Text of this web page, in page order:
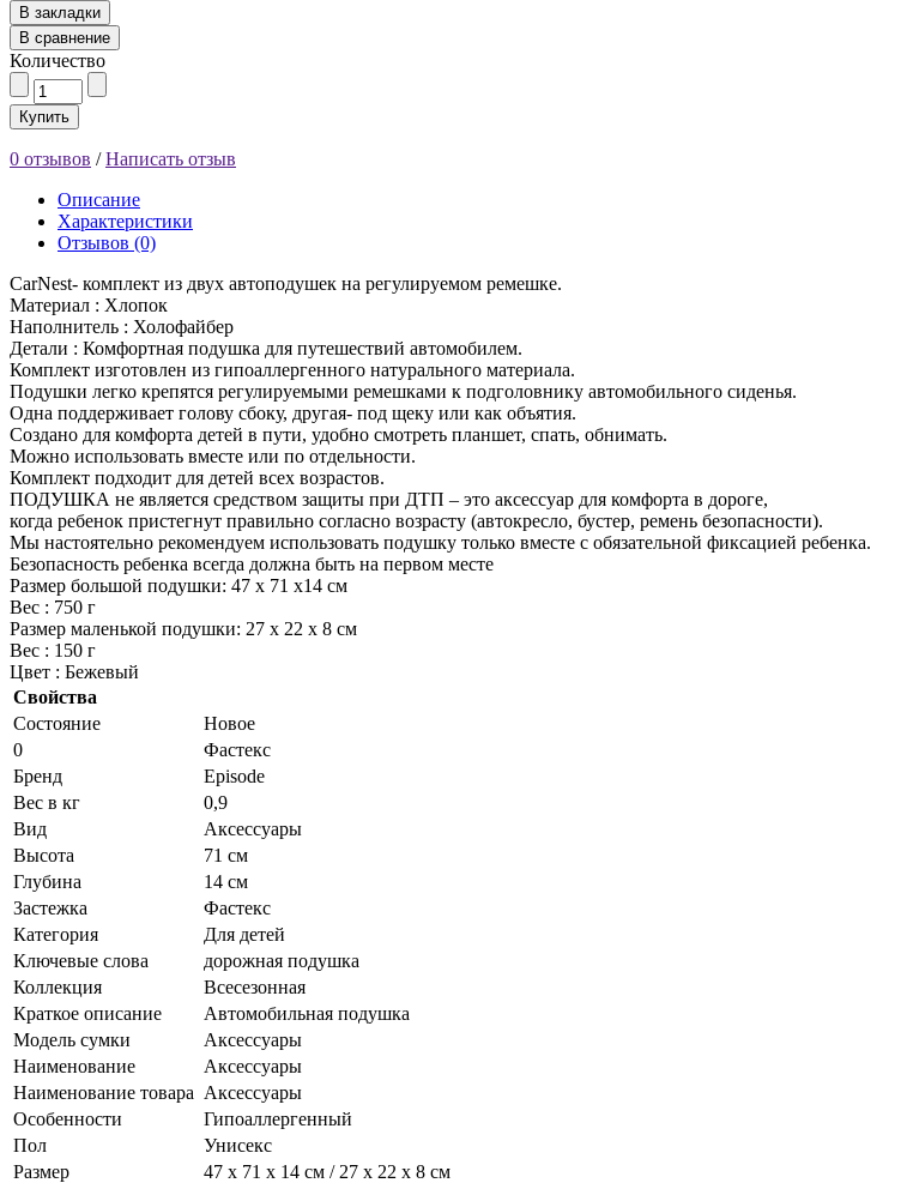
В закладки
В сравнение
Количество
Купить
0 отзывов /Написать отзыв
Описание
Характеристики
Отзывов (0)
CarNest- комплект из двух автоподушек на регулируемом ремешке.
Материал : Хлопок
Наполнитель : Холофайбер
Детали : Комфортная подушка для путешествий автомобилем.
Комплект изготовлен из гипоаллергенного натурального материала.
Подушки легко крепятся регулируемыми ремешками к подголовнику автомобильного сиденья.
Одна поддерживает голову сбоку, другая- под щеку или как объятия.
Создано для комфорта детей в пути, удобно смотреть планшет, спать, обнимать.
Можно использовать вместе или по отдельности.
Комплект подходит для детей всех возрастов.
ПОДУШКА не является средством защиты при ДТП – это аксессуар для комфорта в дороге,
когда ребенок пристегнут правильно согласно возрасту (автокресло, бустер, ремень безопасности).
Мы настоятельно рекомендуем использовать подушку только вместе с обязательной фиксацией ребенка.
Безопасность ребенка всегда должна быть на первом месте
Размер большой подушки: 47 х 71 х14 см
Вес : 750 г
Размер маленькой подушки: 27 х 22 х 8 см
Вес : 150 г
Цвет : Бежевый
Свойства
Состояние
Новое
0
Фастекс
Бренд
Episode
Вес в кг
0,9
Вид
Аксессуары
Высота
71 см
Глубина
14 см
Застежка
Фастекс
Категория
Для детей
Ключевые слова
дорожная подушка
Коллекция
Всесезонная
Краткое описание
Автомобильная подушка
Модель сумки
Аксессуары
Наименование
Аксессуары
Наименование товара Аксессуары
Особенности
Гипоаллергенный
Пол
Унисекс
Размер
47 х 71 х 14 см / 27 х 22 х 8 см